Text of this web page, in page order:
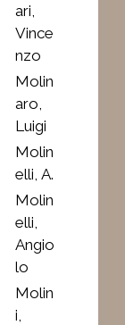
ari,
Vince
nzo
Molin
aro,
Luigi
Molin
elli, A.
Molin
elli,
Angio
lo
Molin
i,